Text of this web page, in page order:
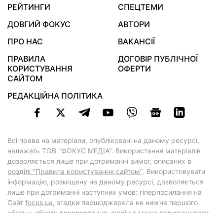
РЕЙТИНГИ
СПЕЦТЕМИ
ДОВГИЙ ФОКУС
АВТОРИ
ПРО НАС
ВАКАНСІЇ
ПРАВИЛА
КОРИСТУВАННЯ
САЙТОМ
ДОГОВІР ПУБЛІЧНОЇ
ОФЕРТИ
РЕДАКЦІЙНА ПОЛІТИКА
Всі права на матеріали, опубліковані на даному ресурсі,
належать ТОВ "ФОКУС МЕДІА". Використання матеріалів
дозволяється лише при дотриманні вимог, описаних в
розділі "Правила користування сайтом". Використовувати
інформацію, розміщену на даному ресурсі, дозволяється
лише при дотриманні наступних умов: гіперпосилання на
Cайт focus.ua, згадки першоджерела не нижче першого